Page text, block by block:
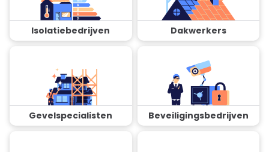
Isolatiebedrijven Dakwerkers
Gevelspecialisten Beveiligingsbedrijven